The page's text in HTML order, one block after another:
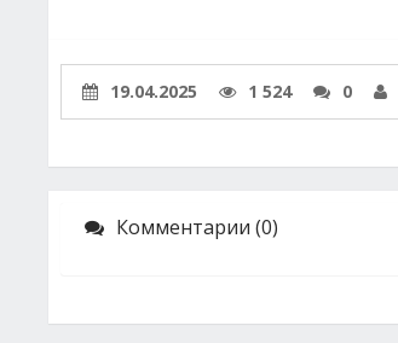
19.04.2025 1 524 0
Комментарии (0)